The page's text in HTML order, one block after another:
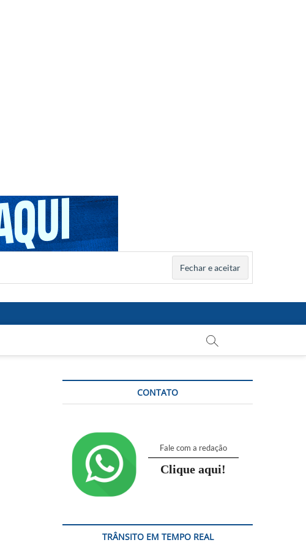
CONTATO
Fale com a redação
Clique aqui!
TRÂNSITO EM TEMPO REAL